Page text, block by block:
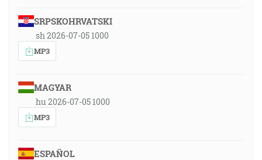
SRPSKOHRVATSKI
sh 2026-07-05 1000
MP3
MAGYAR
hu 2026-07-05 1000
MP3
ESPAÑOL